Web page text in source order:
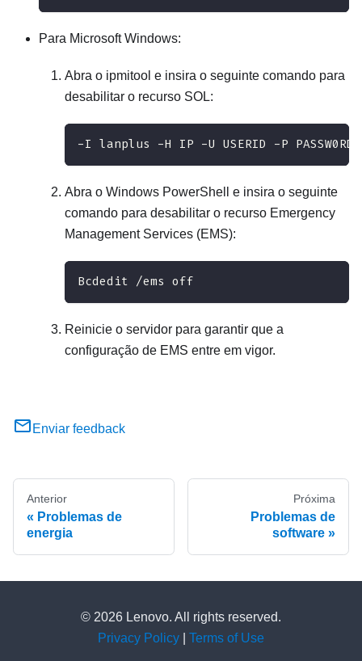
Para Microsoft Windows:
Abra o ipmitool e insira o seguinte comando para
desabilitar o recurso SOL:
-I lanplus -H IP -U USERID -P
Abra o Windows PowerShell e insira o seguinte
comando para desabilitar o recurso Emergency
Management Services (EMS):
Bcdedit /ems off
Reinicie o servidor para garantir que a
configuração de EMS entre em vigor.
Enviar feedback
Anterior
Problemas de
energia
Próxima
Problemas de
software
© 2026 Lenovo. All rights reserved.
Privacy Policy
Terms of Use